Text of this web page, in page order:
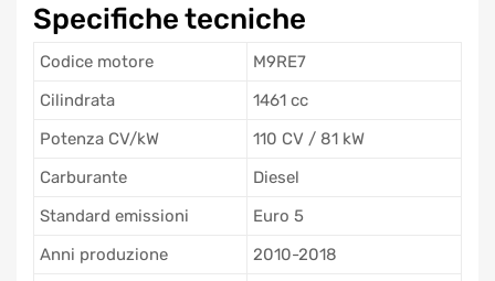
Specifiche tecniche
Codice motore
M9RE7
Cilindrata
1461 cc
Potenza CV/kW
110 CV / 81 kW
Carburante
Diesel
Standard emissioni
Euro 5
Anni produzione
2010-2018